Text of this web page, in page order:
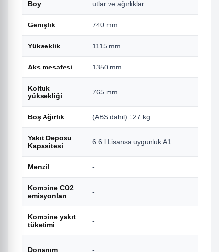
Boy utlar ve ağırlıklar
Genişlik 740 mm
Yükseklik 1115 mm
Aks mesafesi 1350 mm
Koltuk
yüksekliği
765 mm
Boş Ağırlık (ABS dahil) 127 kg
Yakıt Deposu
Kapasitesi
6.6 l Lisansa uygunluk A1
Menzil -
Kombine CO2
emisyonları
-
Kombine yakıt
tüketimi
-
Donanım -